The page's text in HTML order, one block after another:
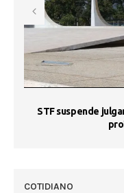
STF suspende
COTIDIANO